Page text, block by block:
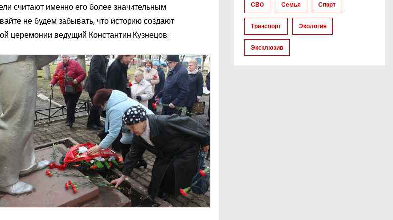
считают именно его более значительным
не будем забывать, что историю создают
церемонии ведущий Константин Кузнецов.
СВО Семья Спорт
Транспорт Экология
Эксклюзив